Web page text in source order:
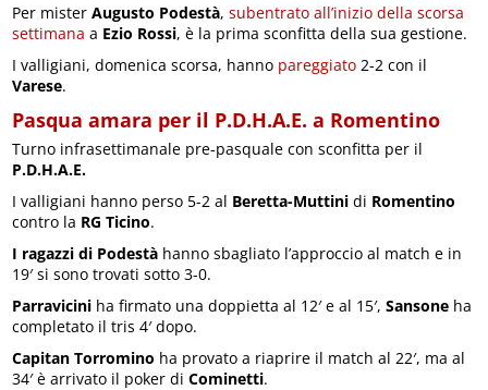
Per misterAugusto Podestà,subentrato all’inizio della scorsa
settimana a Ezio Rossi, è la prima sconfitta della sua gestione.
I valligiani, domenica scorsa, hanno pareggiato 2-2 con il
Varese.
Pasqua amara per il P.D.H.A.E. a Romentino
Turno infrasettimanale pre-pasquale con sconfitta per il
P.D.H.A.E.
I valligiani hanno perso 5-2 al Beretta-Muttini di Romentino
contro la RG Ticino.
I ragazzi di Podestà hanno sbagliato l’approccio al match e in
19′ si sono trovati sotto 3-0.
Parravicini ha firmato una doppietta al 12′ e al 15′,Sansone ha
completato il tris 4′ dopo.
Capitan Torromino ha provato a riaprire il match al 22′, ma al
34′ è arrivato il poker diCominetti.